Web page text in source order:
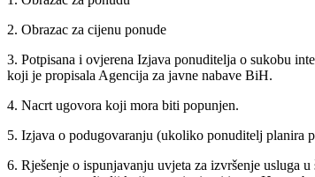
2. Obrazac za cijenu ponude
3. Potpisana i ovjerena Izjava ponuditelja o sukobu
koji je propisala Agencija za javne nabave BiH.
4. Nacrt ugovora koji mora biti popunjen.
5. Izjava o podugovaranju (ukoliko ponuditelj planira
6. Rješenje o ispunjavanju uvjeta za izvršenje usluga